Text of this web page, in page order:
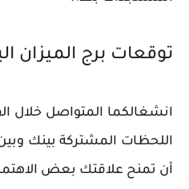
توقعات برج الميزان
انشغالكما المتواصل خلال
اللحظات المشتركة بينك
أن تمنح علاقتك بعض